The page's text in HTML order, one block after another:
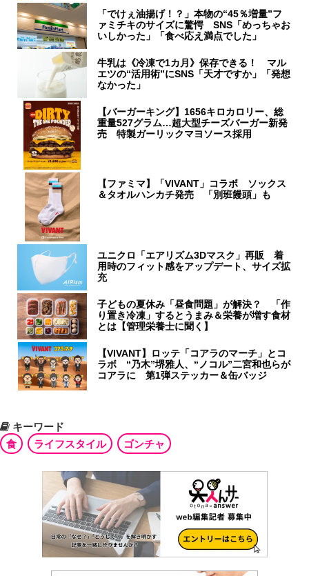
「でけぇ油揚げ！？」本物の“45％増量”フ
ァミチキのサイズに驚愕 SNS「めっちゃお
いしかった」「食べ応え満点でした」
牛乳は《冷凍で1カ月》保存できる！ マル
エツの“活用術”にSNS「天才ですか」「発想
なかった」
【バーガーキング】1656キロカロリー、総
重量527グラム…超大型チーズバーガー新発
売 特製ガーリックマヨソース採用
【ファミマ】「VIVANT」コラボ ソックス
＆タオルハンカチ発売 「別班饅頭」も
ユニクロ「エアリズム3Dマスク」再販 着
用時のフィット感をアップデート、サイズ拡
充
子どもの夏休み「昼食問題」が解決？ 「作
り置き冷凍」するとうまみ＆栄養が増す食材
とは【管理栄養士に聞く】
【VIVANT】ロッテ「コアラのマーチ」とコ
ラボ “乃木”堺雅人、“ノコル”二宮和也らが
コアラに 第1弾ステッカー＆缶バッジ
キーワード
食
ライフスタイル ゴンチャ